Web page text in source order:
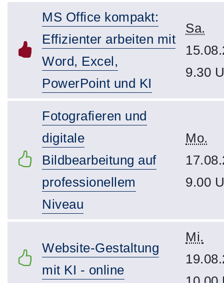
MS Office kompakt:
Effizienter arbeiten mit
Word, Excel,
PowerPoint und KI
Sa.
9.30
Fotografieren und
digitale
Bildbearbeitung auf
professionellem
Niveau
Mo.
9.00
Website-Gestaltung
mit KI - online
Mi.